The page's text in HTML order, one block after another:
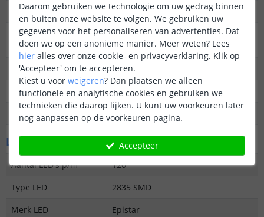
Dimbaar
Ja
3M plakstrip over de
gehele lengte
Ja
Garantie
5 jaar
Op maat te knippen
elke 5 cm
Datasheet
Download
LED's en licht
Aantal LED's p/m
120
Type LED
2835 SMD
Merk LED
Epistar
Daarom gebruiken we technologie om uw gedrag binnen
en buiten onze website te volgen. We gebruiken uw
gegevens voor het personaliseren van advertenties. Dat
doen we op een anonieme manier. Meer weten? Lees
hier alles over onze cookie- en privacyverklaring. Klik op
'Accepteer' om te accepteren.
Kiest u voor weigeren? Dan plaatsen we alleen
functionele en analytische cookies en gebruiken we
technieken die daarop lijken. U kunt uw voorkeuren later
nog aanpassen op de voorkeuren pagina.
Accepteer